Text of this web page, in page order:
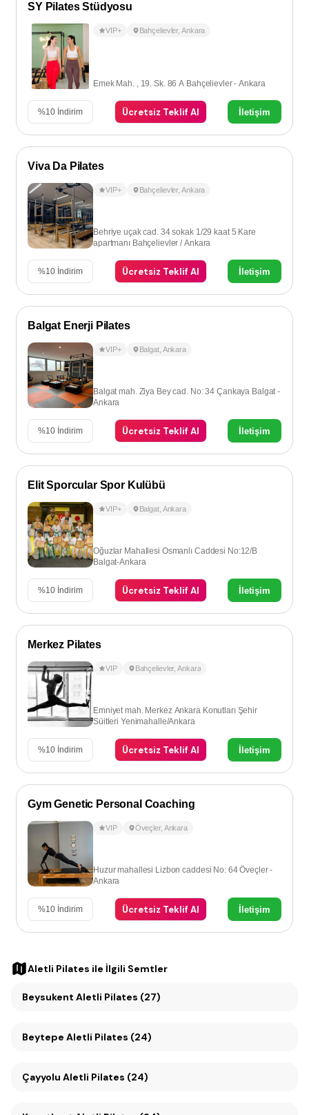
SY Pilates Stüdyosu
VIP+ Bahçelievler,Ankara
Emek Mah. , 19. Sk. 86 A Bahçelievler - Ankara
%10 İndirim Ücretsiz Teklif Al İletişim
Viva Da Pilates
VIP+ Bahçelievler,Ankara
Behriye uçak cad. 34 sokak 1/29 kaat 5 Kare
apartmanı Bahçelievler / Ankara
%10 İndirim Ücretsiz Teklif Al İletişim
Balgat Enerji Pilates
VIP+ Balgat, Ankara
Balgat mah. Ziya Bey cad. No: 34 Çankaya Balgat -
Ankara
%10 İndirim Ücretsiz Teklif Al İletişim
Elit Sporcular Spor Kulübü
VIP+ Balgat, Ankara
Oğuzlar Mahallesi Osmanlı Caddesi No:12/B
Balgat-Ankara
%10 İndirim Ücretsiz Teklif Al İletişim
Merkez Pilates
VIP Bahçelievler,Ankara
Emniyet mah. Merkez Ankara Konutları Şehir
Süitleri Yenimahalle/Ankara
%10 İndirim Ücretsiz Teklif Al İletişim
Gym Genetic Personal Coaching
VIP Öveçler, Ankara
Huzur mahallesi Lizbon caddesi No: 64 Öveçler -
Ankara
%10 İndirim Ücretsiz Teklif Al İletişim
Aletli Pilates ile İlgili Semtler
Beysukent Aletli Pilates (27)
Beytepe Aletli Pilates (24)
Çayyolu Aletli Pilates (24)